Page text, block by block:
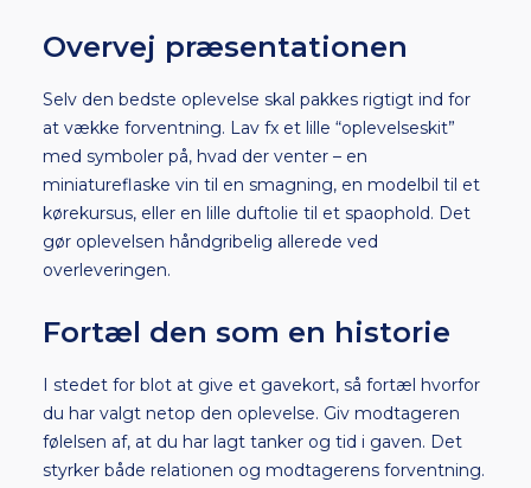
Overvej præsentationen
Selv den bedste oplevelse skal pakkes rigtigt ind for
at vække forventning. Lav fx et lille “oplevelseskit”
med symboler på, hvad der venter – en
miniatureflaske vin til en smagning, en modelbil til et
kørekursus, eller en lille duftolie til et spaophold. Det
gør oplevelsen håndgribelig allerede ved
overleveringen.
Fortæl den som en historie
I stedet for blot at give et gavekort, så fortæl hvorfor
du har valgt netop den oplevelse. Giv modtageren
følelsen af, at du har lagt tanker og tid i gaven. Det
styrker både relationen og modtagerens forventning.